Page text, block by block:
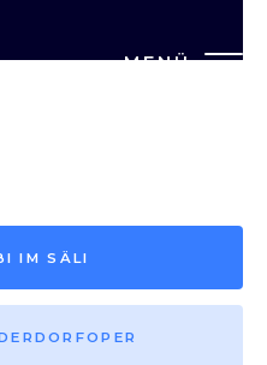
MENÜ
2013
IM SÄLI